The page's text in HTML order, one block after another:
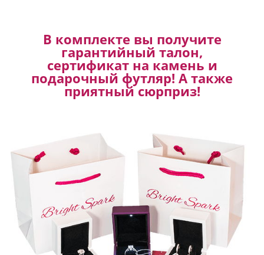
В комплекте вы получите
гарантийный талон,
сертификат на камень и
подарочный футляр! А также
приятный сюрприз!